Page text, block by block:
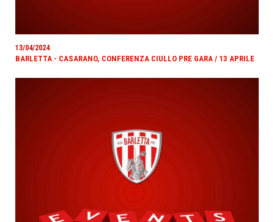
13/04/2024
BARLETTA - CASARANO, CONFERENZA CIULLO PRE GARA / 13 APRILE